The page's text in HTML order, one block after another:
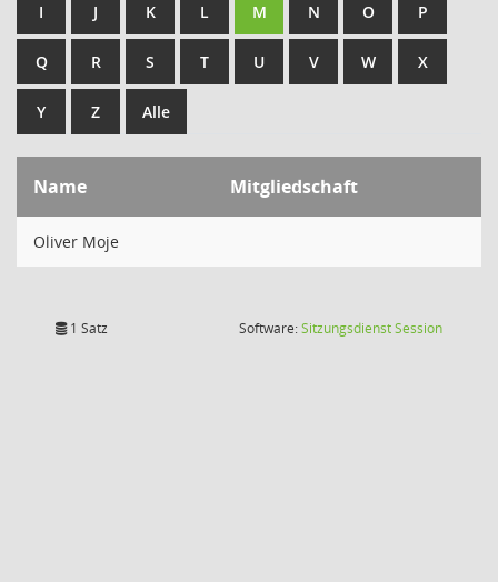
I J K L M N O P
Q R S T U V W X
Y Z Alle
Name Mitgliedschaft
Oliver Moje
1 Satz Software:SitzungsdienstSession(Wird in